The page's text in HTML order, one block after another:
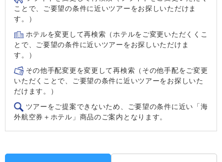
ことで、ご要望の条件に近いツアーをお探しいただけま
す。）
ホテルを変更して再検索（ホテルをご変更いただくくこ
とで、ご要望の条件に近いツアーをお探しいただけま
す。）
その他手配変更を変更して再検索（その他手配をご変更
いただくことで、ご要望の条件に近いツアーをお探しいた
だけます。）
ツアーをご提案できないため、ご要望の条件に近い「海
外航空券＋ホテル」商品のご案内となります。